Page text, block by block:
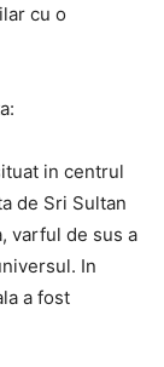
cu o
in centrul
de Sri Sultan
varful de sus a
In
a fost